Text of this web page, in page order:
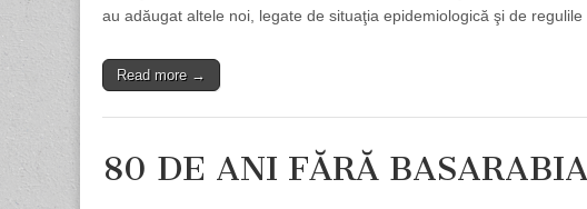
au adăugat altele noi, legate de situaţia epidemiologică şi de
Read more →
80 DE ANI FĂRĂ BASARABIA